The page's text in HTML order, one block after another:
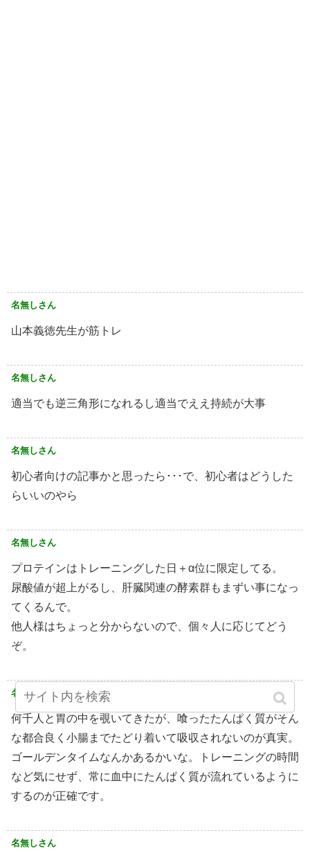
名無しさん
山本義徳先生が筋トレ
名無しさん
適当でも逆三角形になれるし適当でええ持続が大事
名無しさん
初心者向けの記事かと思ったら･･･で、初心者はどうした
らいいのやら
名無しさん
プロテインはトレーニングした日＋α位に限定してる。
尿酸値が超上がるし、肝臓関連の酵素群もまずい事になっ
てくるんで。
他人様はちょっと分からないので、個々人に応じてどう
ぞ。
名無しさん
何千人と胃の中を覗いてきたが、喰ったたんぱく質がそん
な都合良く小腸までたどり着いて吸収されないのが真実。
ゴールデンタイムなんかあるかいな。トレーニングの時間
など気にせず、常に血中にたんぱく質が流れているように
するのが正確です。
名無しさん